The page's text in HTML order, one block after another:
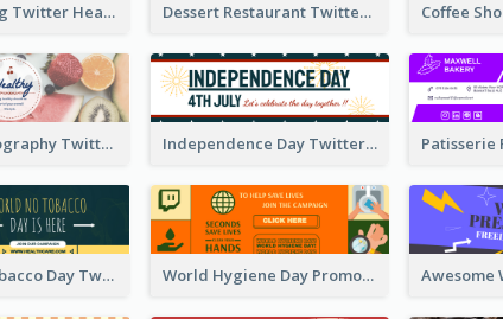
World Surfing Twitter Header Dessert Restaurant Twitter Header
Simple Photography Twitter Header Promoting Healthy Independence Day Twitter Header With Decorations
World No Tobacco Day Twitter Header World Hygiene Day Promotion Twitter Header